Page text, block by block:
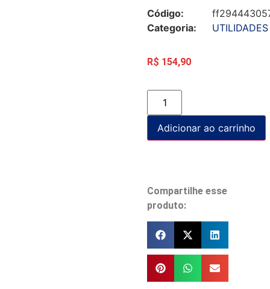
Código:
Categoria:
UTILIDADES
R$ 154,90
Adicionar ao carrinho
Compartilhe esse
produto: